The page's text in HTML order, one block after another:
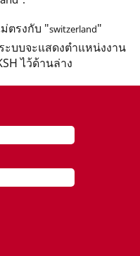
ตรงกับ "switzerland"
บบจะแสดงตำแหน่งงาน
ไว้ด้านล่าง